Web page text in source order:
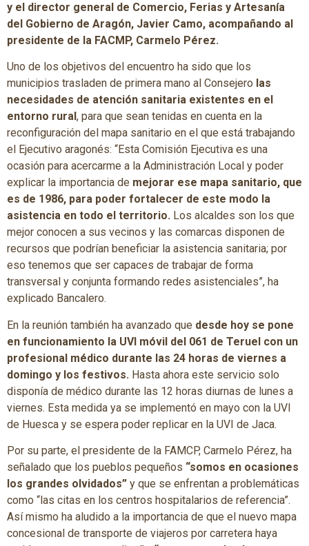
y el director general de Comercio, Ferias y Artesanía
del Gobierno de Aragón, Javier Camo, acompañando al
presidente de la FACMP, Carmelo Pérez.
Uno de los objetivos del encuentro ha sido que los
municipios trasladen de primera mano al Consejero las
necesidades de atención sanitaria existentes en el
entorno rural , para que sean tenidas en cuenta en la
reconfiguración del mapa sanitario en el que está trabajando
el Ejecutivo aragonés: “Esta Comisión Ejecutiva es una
ocasión para acercarme a la Administración Local y poder
explicar la importancia de mejorar ese mapa sanitario, que
es de 1986, para poder fortalecer de este modo la
asistencia en todo el territorio. Los alcaldes son los que
mejor conocen a sus vecinos y las comarcas disponen de
recursos que podrían beneficiar la asistencia sanitaria; por
eso tenemos que ser capaces de trabajar de forma
transversal y conjunta formando redes asistenciales”, ha
explicado Bancalero.
En la reunión también ha avanzado que desde hoy se pone
en funcionamiento la UVI móvil del 061 de Teruel con un
profesional médico durante las 24 horas de viernes a
domingo y los festivos. Hasta ahora este servicio solo
disponía de médico durante las 12 horas diurnas de lunes a
viernes. Esta medida ya se implementó en mayo con la UVI
de Huesca y se espera poder replicar en la UVI de Jaca.
Por su parte, el presidente de la FAMCP, Carmelo Pérez, ha
señalado que los pueblos pequeños “somos en ocasiones
los grandes olvidados” y que se enfrentan a problemáticas
como “las citas en los centros hospitalarios de referencia”.
Así mismo ha aludido a la importancia de que el nuevo mapa
concesional de transporte de viajeros por carretera haya